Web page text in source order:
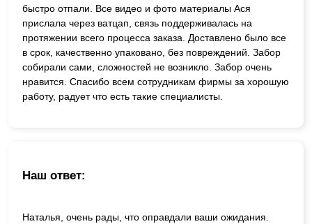
быстро отпали. Все видео и фото материалы Ася
прислала через ватцап, связь поддерживалась на
протяжении всего процесса заказа. Доставлено было все
в срок, качественно упаковано, без повреждений. Забор
собирали сами, сложностей не возникло. Забор очень
нравится. Спасибо всем сотрудникам фирмы за хорошую
работу, радует что есть такие специалисты.
Наш ответ:
Наталья, очень рады, что оправдали ваши ожидания.